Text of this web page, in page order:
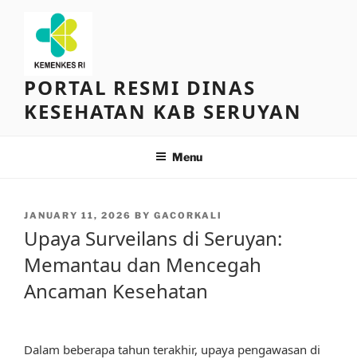
content
PORTAL RESMI DINAS
KESEHATAN KAB SERUYAN
Menu
POSTED
JANUARY 11, 2026 BY GACORKALI
Upaya Surveilans di Seruyan:
Memantau dan Mencegah
Ancaman Kesehatan
Dalam beberapa tahun terakhir, upaya pengawasan di